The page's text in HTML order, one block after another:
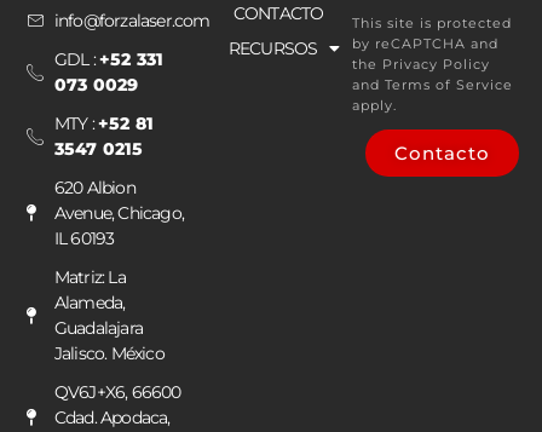
info@forzalaser.com
GDL :+52 331
073 0029
MTY :+52 81
3547 0215
620 Albion
Avenue, Chicago,
IL 60193
Matriz: La
Alameda,
Guadalajara
Jalisco. México
QV6J+X6, 66600
Cdad. Apodaca,
CONTACTO
RECURSOS
This site is protected
by reCAPTCHA and
the Privacy Policy
andTerms of Service
apply.
Contacto